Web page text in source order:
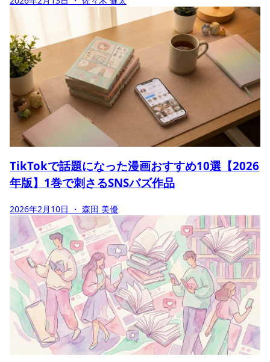
TikTokで話題になった漫画おすすめ10選【2026
年版】1巻で刺さるSNSバズ作品
2026年2月10日 ・ 森田 美優